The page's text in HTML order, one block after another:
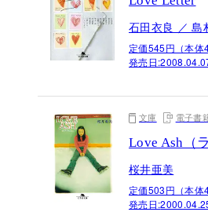
石田衣良 ／ 島
定価545円（本体
発売日:
文庫 電子書
Love Ash（
桜井亜美
定価503円（本体
発売日: